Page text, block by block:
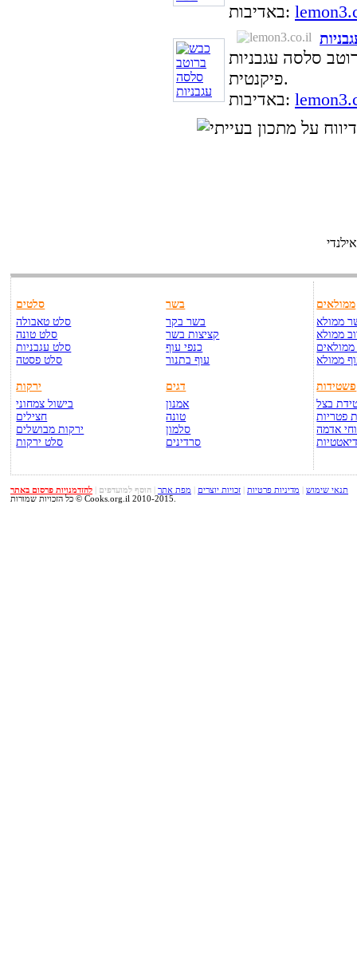
באדיבות:
סלסה עגבניות
פיקנטית.
באדיבות:
סלטים
סלט טאבולה
סלט טונה
סלט עגבניות
סלט פסטה
ירקות
בישול צמחוני
חצילים
ירקות מבושלים
סלט ירקות
בשר
בשר בקר
קציצות בשר
כנפי עוף
עוף בתנור
דגים
אמנון
טונה
סלמון
סרדינים
ממולאים
ממולא
ממולא
ממולא
פשטידות
בצל
פטריות
אדמה
תנאי שימוש מדיניות פרטיות זכויות יוצרים מפת אתר הוסף למועדפים
להזדמנויות פרסום באתר
כל הזכויות שמורות © Cooks.org.il 2010-2015.